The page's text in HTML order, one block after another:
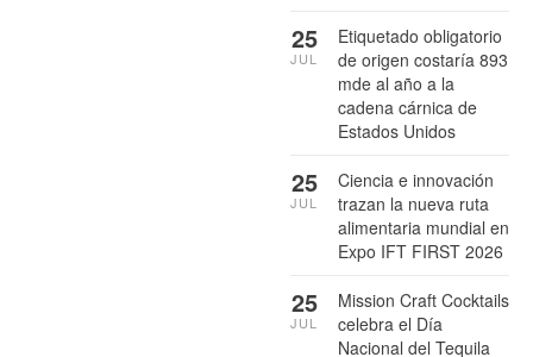
Etiquetado obligatorio
de origen costaría 893
mde al año a la
cadena cárnica de
Estados Unidos
25
JUL
Ciencia e innovación
trazan la nueva ruta
alimentaria mundial en
Expo IFT FIRST 2026
25
JUL
Mission Craft Cocktails
celebra el Día
Nacional del Tequila
25
JUL